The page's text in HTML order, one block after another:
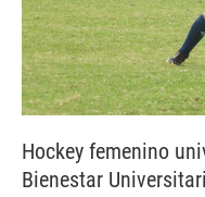
Hockey femenino
Bienestar